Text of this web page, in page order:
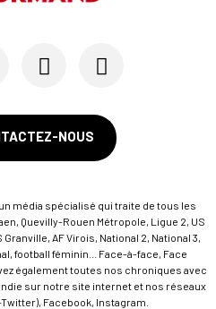
NOUS
média spécialisé qui traite de tous les
Quevilly-Rouen Métropole, Ligue 2, US
AF Virois, National 2, National 3,
football féminin... Face-à-face, Face
également toutes nos chroniques avec
sur notre site internet et nos réseaux
Facebook, Instagram.